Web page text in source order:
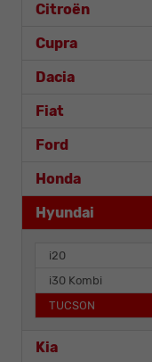
Citroën
Cupra
Dacia
Fiat
Ford
Honda
Hyundai
i20
i30 Kombi
TUCSON
Kia